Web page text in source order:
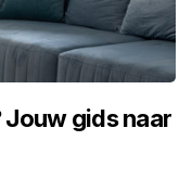
gids naar